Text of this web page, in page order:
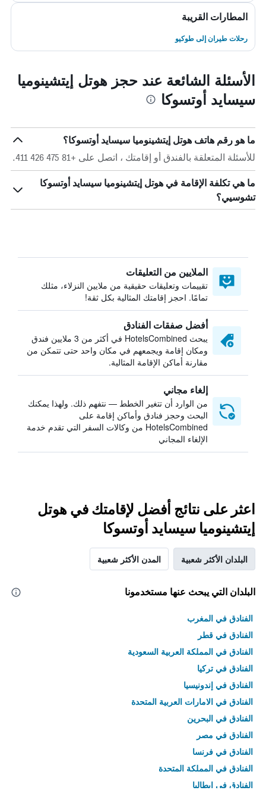
المطارات القريبة
رحلات طيران إلى طوكيو
الأسئلة الشائعة عند حجز هوتل إيتشينوميا
سيسايد أوتسوكا
ما هو رقم هاتف هوتل إيتشينوميا سيسايد أوتسوكا؟
للأسئلة المتعلقة بالفندق أو إقامتك ، اتصل على +81 475 426 411.
ما هي تكلفة الإقامة في هوتل إيتشينوميا سيسايد أوتسوكا
تشوسيي؟
الملايين من التعليقات
تقييمات وتعليقات حقيقية من ملايين النزلاء، مثلك
تمامًا. احجز إقامتك المثالية بكل ثقة!
أفضل صفقات الفنادق
يبحث HotelsCombined في أكثر من 3 ملايين فندق
ومكان إقامة ويجمعهم في مكان واحد حتى تتمكن من
مقارنة أماكن الإقامة المثالية.
إلغاء مجاني
من الوارد أن تتغير الخطط — نتفهم ذلك. ولهذا يمكنك
البحث وحجز فنادق وأماكن إقامة على
HotelsCombined من وكالات السفر التي تقدم خدمة
الإلغاء المجاني
اعثر على نتائج أفضل لإقامتك في هوتل
إيتشينوميا سيسايد أوتسوكا
البلدان الأكثر شعبية المدن الأكثر شعبية
البلدان التي يبحث عنها مستخدمونا
الفنادق في المغرب
الفنادق في قطر
الفنادق في المملكة العربية السعودية
الفنادق في تركيا
الفنادق في إندونيسيا
الفنادق في الامارات العربية المتحدة
الفنادق في البحرين
الفنادق في مصر
الفنادق في فرنسا
الفنادق في المملكة المتحدة
الفنادق في إيطاليا